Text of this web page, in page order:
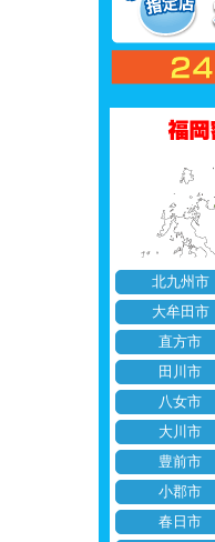
北九州市
大牟田市
直方市
田川市
八女市
大川市
豊前市
小郡市
春日市